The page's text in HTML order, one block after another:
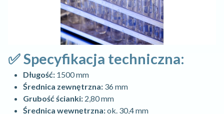
✅ Specyfikacja techniczna:
Długość: 1500 mm
Średnica zewnętrzna: 36 mm
Grubość ścianki: 2,80 mm
Średnica wewnętrzna:ok. 30,4 mm